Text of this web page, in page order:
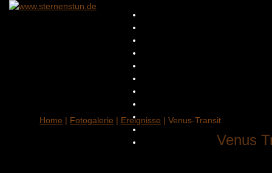
Home | Fotogalerie | Ereignisse | Venus-Transit
Venus